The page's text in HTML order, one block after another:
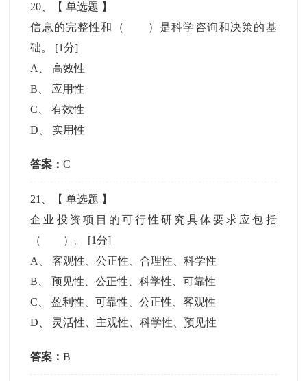
20 、【单选题 】
信息的完整性和（ ）是科学咨询和决策的基
础。 [1分]
A
、高效性
B
应用性
C 、有效性
D
实用性
答案：C
21 、【单选题 】
企业投资项目的可行性研究具体要求应包括
（ ）。 [1分]
A
、客观性、公正性、合理性、科学性
B 、预见性、公正性、科学性、可靠性
C 、盈利性、可靠性、公正性、客观性
D
灵活性、主观性、科学性、预见性
答案：B